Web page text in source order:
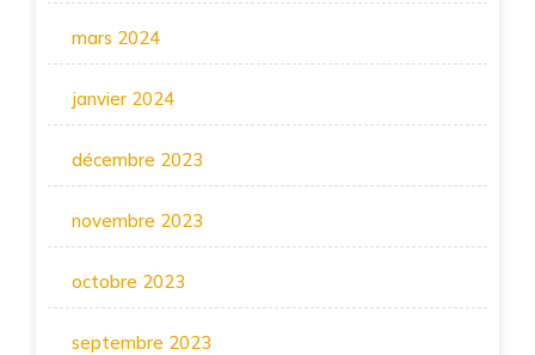
mars 2024
janvier 2024
décembre 2023
novembre 2023
octobre 2023
septembre 2023